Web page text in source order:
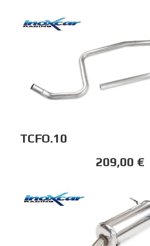
TCFO.10
209,00 €